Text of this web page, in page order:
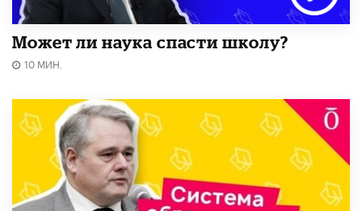
Может ли наука спасти школу?
10 МИН.